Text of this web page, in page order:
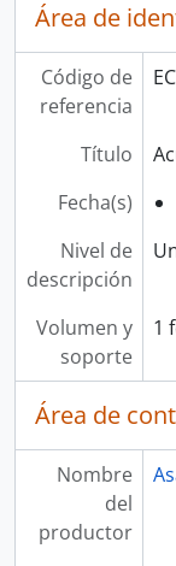
Área de
Código de
referencia
Título
Fecha(s)
Nivel de
descripción
Volumen y
soporte
1
Área de
Nombre
del
productor